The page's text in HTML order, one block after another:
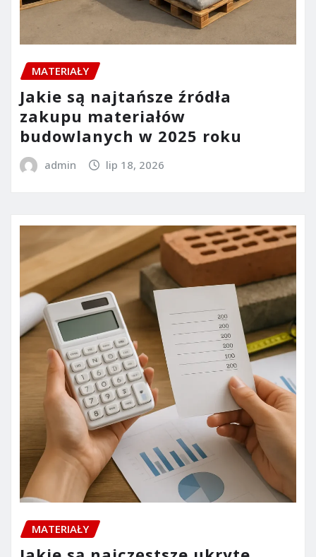
MATERIAŁY
Jakie są najtańsze źródła
zakupu materiałów
budowlanych w 2025 roku
admin lip 18, 2026
MATERIAŁY